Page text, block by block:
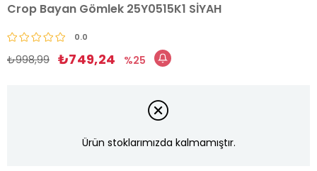
Crop Bayan Gömlek 25Y0515K1 SİYAH
0.0
₺998,99 ₺749,24 25
Ürün stoklarımızda kalmamıştır.